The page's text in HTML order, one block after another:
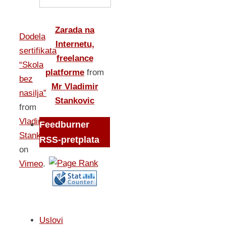
Dodela
sertifikata
“Skola
bez
nasilja”
from
Vladimir
Stankovic
on
Vimeo.
Zarada na
Internetu,
freelance
platforme from
Mr Vladimir
Stankovic
Feedburner
RSS-pretplata
Uslovi